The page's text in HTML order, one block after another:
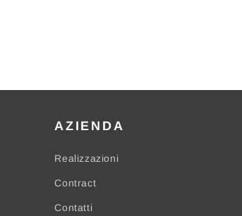
AZIENDA
Realizzazioni
Contract
Contatti